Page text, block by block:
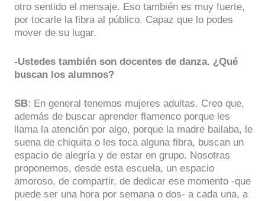
otro sentido el mensaje. Eso también es muy fuerte,
por tocarle la fibra al público. Capaz que lo podes
mover de su lugar.
-Ustedes también son docentes de danza. ¿Qué
buscan los alumnos?
SB: En general tenemos mujeres adultas. Creo que,
además de buscar aprender flamenco porque les
llama la atención por algo, porque la madre bailaba, le
suena de chiquita o les toca alguna fibra, buscan un
espacio de alegría y de estar en grupo. Nosotras
proponemos, desde esta escuela, un espacio
amoroso, de compartir, de dedicar ese momento -que
puede ser una hora por semana o dos- a cada una, a